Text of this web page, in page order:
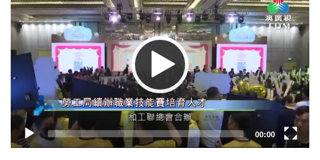
Player
00:00